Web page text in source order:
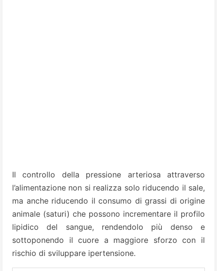
Il controllo della pressione arteriosa attraverso
l’alimentazione non si realizza solo riducendo il sale,
ma anche riducendo il consumo di grassi di origine
animale (saturi) che possono incrementare il profilo
lipidico del sangue, rendendolo più denso e
sottoponendo il cuore a maggiore sforzo con il
rischio di sviluppare ipertensione.